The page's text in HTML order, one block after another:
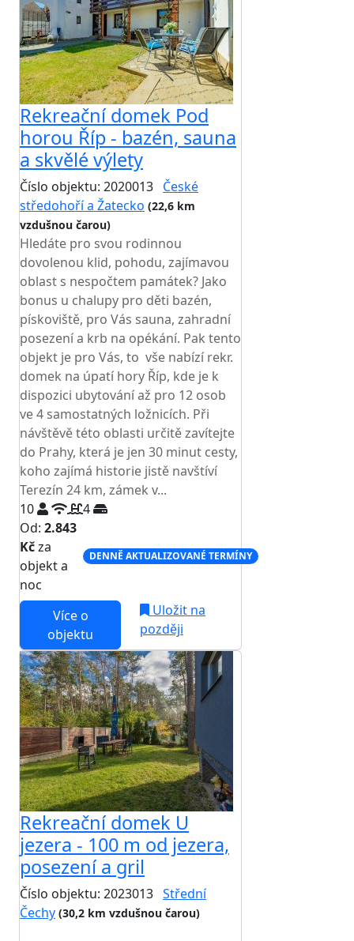
Rekreační domek Pod
horou Říp - bazén, sauna
a skvělé výlety
Číslo objektu: 2020013 České
středohoří a Žatecko (22,6 km
vzdušnou čarou)
Hledáte pro svou rodinnou
dovolenou klid, pohodu, zajímavou
oblast s nespočtem památek? Jako
bonus u chalupy pro děti bazén,
pískoviště, pro Vás sauna, zahradní
posezení a krb na opékání. Pak tento
objekt je pro Vás, to vše nabízí rekr.
domek na úpatí hory Říp, kde je k
dispozici ubytování až pro 12 osob
ve 4 samostatných ložnicích. Při
návštěvě této oblasti určitě zavítejte
do Prahy, která je jen 30 minut cesty,
koho zajímá historie jistě navštíví
Terezín 24 km, zámek v...
10
4
Od: 2.843
Kčza
objekt a
noc
DENNĚ AKTUALIZOVANÉ TERMÍNY
Více o
objektu
Uložit na
později
Rekreační domek U
jezera - 100 m od jezera,
posezení a gril
Číslo objektu: 2023013 Střední
Čechy (30,2 km vzdušnou čarou)